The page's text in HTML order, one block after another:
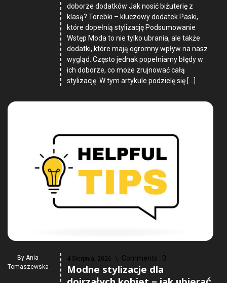
doborze dodatków Jak nosić biżuterię z
klasą? Torebki – kluczowy dodatek Paski,
które dopełnią stylizację Podsumowanie
Wstęp Moda to nie tylko ubrania, ale także
dodatki, które mają ogromny wpływ na nasz
wygląd. Często jednak popełniamy błędy w
ich doborze, co może zrujnować całą
stylizację. W tym artykule podzielę się […]
By Ania
Tomaszewska
4 Sierpnia, 2026 Comments : 0
Modne stylizacje dla